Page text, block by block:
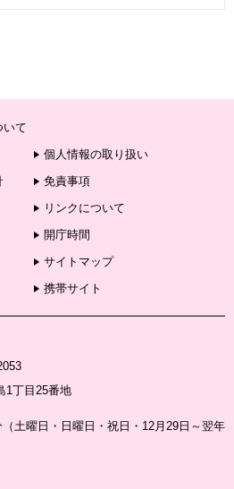
いて
個人情報の取り扱い
免責事項
リンクについて
開庁時間
サイトマップ
携帯サイト
1丁目25番地
土曜日・日曜日・祝日・12月29日～翌年